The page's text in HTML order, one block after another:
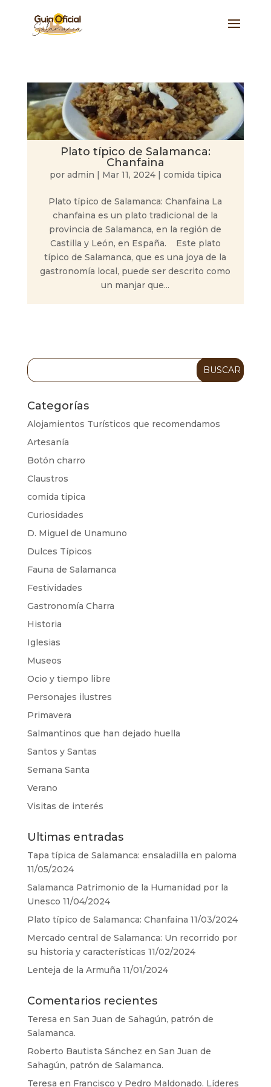
Plato típico de Salamanca:
Chanfaina
por admin | Mar 11, 2024| comida tipica
Plato típico de Salamanca: Chanfaina La
chanfaina es un plato tradicional de la
provincia de Salamanca, en la región de
Castilla y León, en España. Este plato
típico de Salamanca, que es una joya de la
gastronomía local, puede ser descrito como
un manjar que...
Categorías
Alojamientos Turísticos que recomendamos
Artesanía
Botón charro
Claustros
comida tipica
Curiosidades
D. Miguel de Unamuno
Dulces Típicos
Fauna de Salamanca
Festividades
Gastronomía Charra
Historia
Iglesias
Museos
Ocio y tiempo libre
Personajes ilustres
Primavera
Salmantinos que han dejado huella
Santos y Santas
Semana Santa
Verano
Visitas de interés
Ultimas entradas
Tapa típica de Salamanca: ensaladilla en paloma
11/05/2024
Salamanca Patrimonio de la Humanidad por la
Unesco 11/04/2024
Plato típico de Salamanca: Chanfaina 11/03/2024
Mercado central de Salamanca: Un recorrido por
su historia y características 11/02/2024
Lenteja de la Armuña 11/01/2024
Comentarios recientes
Teresa en San Juan de Sahagún, patrón de
Salamanca.
Roberto Bautista Sánchez en San Juan de
Sahagún, patrón de Salamanca.
Teresa en Francisco y Pedro Maldonado. Líderes